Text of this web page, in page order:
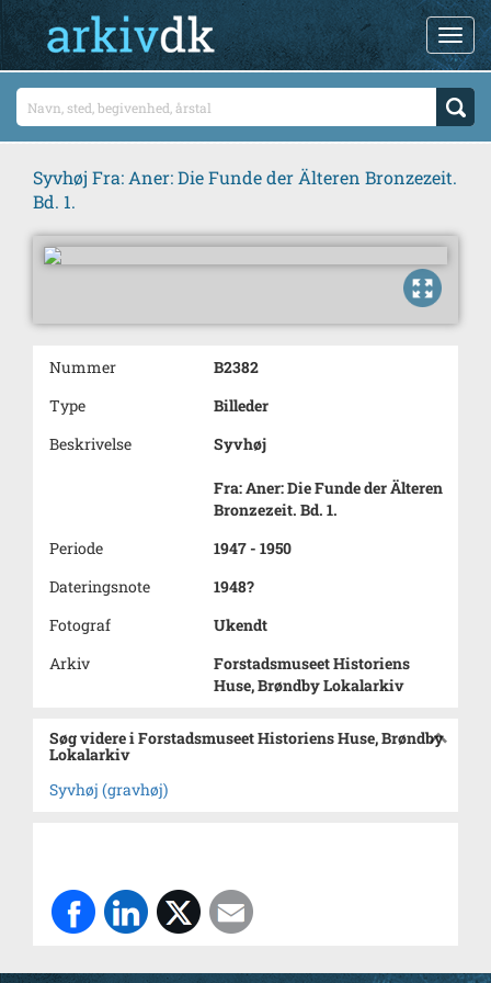
Syvhøj Fra: Aner: Die Funde der Älteren Bronzezeit.
Bd. 1.
Nummer
B2382
Type
Billeder
Beskrivelse
Syvhøj
Fra: Aner: Die Funde der Älteren
Bronzezeit. Bd. 1.
Periode
1947 - 1950
Dateringsnote
1948?
Fotograf
Ukendt
Arkiv
Forstadsmuseet Historiens
Huse, Brøndby Lokalarkiv
Søg videre i Forstadsmuseet Historiens Huse, Brøndby
Lokalarkiv
Syvhøj (gravhøj)